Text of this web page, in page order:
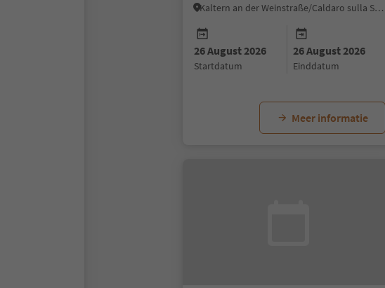
Kaltern an der Weinstraße/Caldaro sulla Strada del Vino, Alto Adige Wine Road
26 August 2026
startdatum
26 August 2026
einddatum
Meer informatie